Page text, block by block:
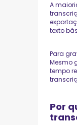
A
texto
Para
Mesmo
tempo
Por